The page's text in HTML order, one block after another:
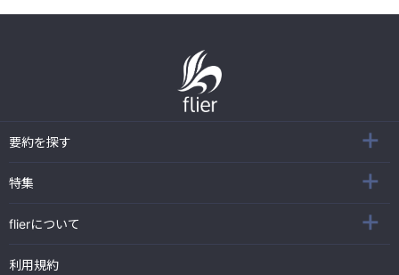
要約を探す
特集
flierについて
利用規約